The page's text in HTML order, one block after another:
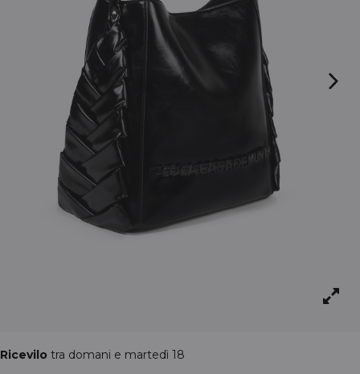
Ricevilo tra domani e martedì 18